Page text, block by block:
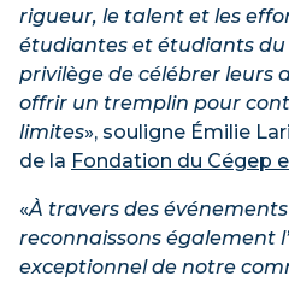
rigueur, le talent et les
étudiantes et étudiants du
privilège de célébrer leurs
offrir un tremplin pour
limites», souligne Émilie
de la Fondation du Cégep
«À travers des
reconnaissons également
exceptionnel de notre